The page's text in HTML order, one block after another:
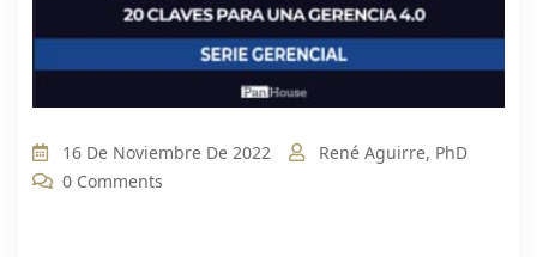
16 De Noviembre De 2022
René Aguirre, PhD
0 Comments